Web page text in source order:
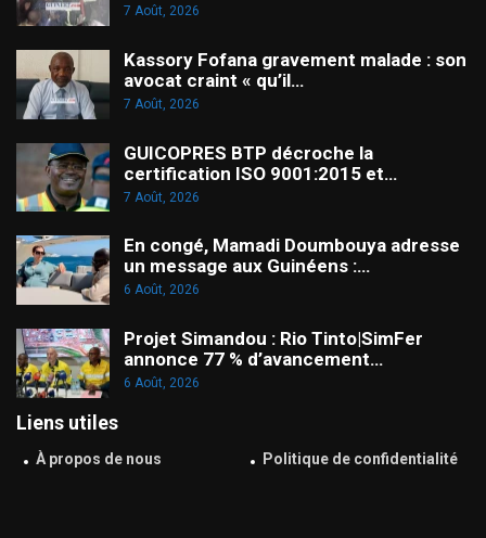
7 Août, 2026
Kassory Fofana gravement malade : son
avocat craint « qu’il…
7 Août, 2026
GUICOPRES BTP décroche la
certification ISO 9001:2015 et…
7 Août, 2026
En congé, Mamadi Doumbouya adresse
un message aux Guinéens :…
6 Août, 2026
Projet Simandou : Rio Tinto|SimFer
annonce 77 % d’avancement…
6 Août, 2026
Liens utiles
À propos de nous Politique de confidentialité